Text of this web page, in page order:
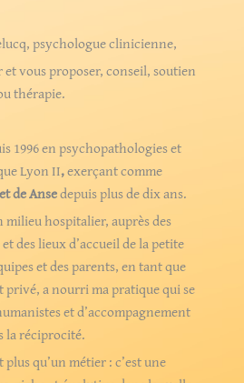
psychologue clinicienne,
vous proposer, conseil, soutien
thérapie.
1996 en psychopathologies et
Lyon II,exerçant comme
de Ansedepuis plus de dix ans.
hospitalier, auprès des
des lieux d’accueil de la petite
et des parents, en tant que
a nourri ma pratique qui se
et d’accompagnement
la réciprocité.
qu’un métier : c’est une